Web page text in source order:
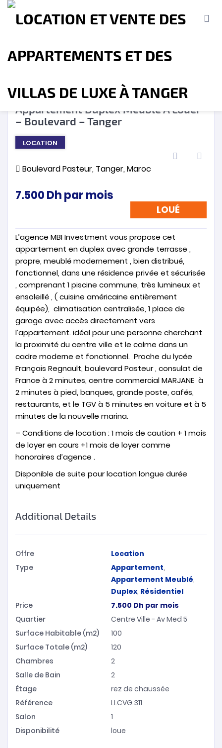
Location
Terrains Location de Vacances
❮ ❯
Appartement Duplex Meublé A Louer
– Boulevard – Tanger
LOCATION
Boulevard Pasteur, Tanger, Maroc
7.500Dhpar mois
LOUÉ
L’agence MBI Investment vous propose cet
appartement en duplex avec grande terrasse ,
propre, meublé modernement , bien distribué,
fonctionnel, dans une résidence privée et sécurisée
, comprenant 1 piscine commune, très lumineux et
ensoleillé , ( cuisine américaine entièrement
équipée), climatisation centralisée, 1 place de
garage avec accès directement vers
l’appartement. idéal pour une personne cherchant
la proximité du centre ville et le calme dans un
cadre moderne et fonctionnel. Proche du lycée
Français Regnault, boulevard Pasteur , consulat de
France à 2 minutes, centre commercial MARJANE à
2 minutes à pied, banques, grande poste, cafés,
restaurants, et le TGV à 5 minutes en voiture et à 5
minutes de la nouvelle marina.
– Conditions de location : 1 mois de caution + 1 mois
de loyer en cours +1 mois de loyer comme
honoraires d’agence .
Disponible de suite pour location longue durée
uniquement
Additional Details
Offre
Location
Type
Appartement,
Appartement Meublé,
Duplex, Résidentiel
Price
7.500 Dh par mois
Quartier
Centre Ville - Av Med 5
Surface Habitable (m2)
100
Surface Totale (m2)
120
Chambres
2
Salle de Bain
2
Étage
rez de chaussée
Référence
LI.CVG.311
Salon
1
Disponibilité
loue